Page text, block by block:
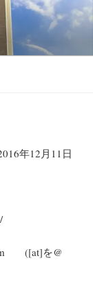
年12月11日
([at]を@